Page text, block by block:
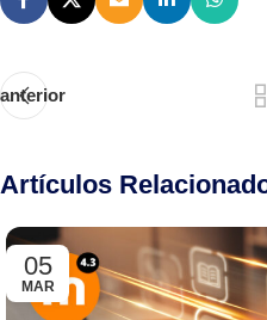
anterior
Artículos
05
MAR